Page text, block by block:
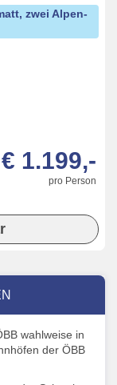
zwei Alpen-
pro Person
€ 1.199,-
wahlweise in
der ÖBB